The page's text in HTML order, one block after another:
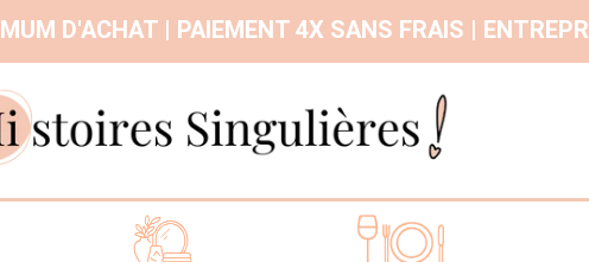
D'ACHAT | PAIEMENT 4X SANS FRAIS |
/10